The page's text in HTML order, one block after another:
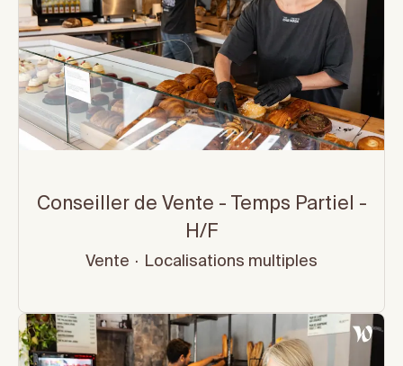
Conseiller de Vente - Temps Partiel -
H/F
Vente · Localisations multiples